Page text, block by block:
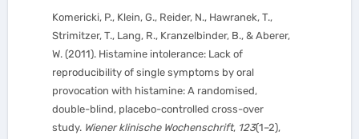
Komericki, P., Klein, G., Reider, N., Hawranek, T.,
Strimitzer, T., Lang, R., Kranzelbinder, B., & Aberer,
W. (2011). Histamine intolerance: Lack of
reproducibility of single symptoms by oral
provocation with histamine: A randomised,
double-blind, placebo-controlled cross-over
study. Wiener klinische Wochenschrift, 123(1–2),